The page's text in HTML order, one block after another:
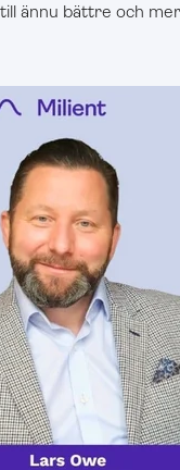
ännu bättre och